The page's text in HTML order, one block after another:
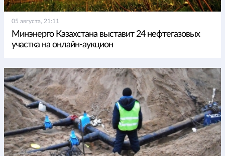
05 августа, 21:11
Минэнерго Казахстана выставит 24 нефтегазовых
участка на онлайн-аукцион